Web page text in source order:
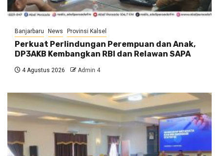
Banjarbaru News Provinsi Kalsel
Perkuat Perlindungan Perempuan dan Anak,
DP3AKB Kembangkan RBI dan Relawan SAPA
4 Agustus 2026 Admin 4